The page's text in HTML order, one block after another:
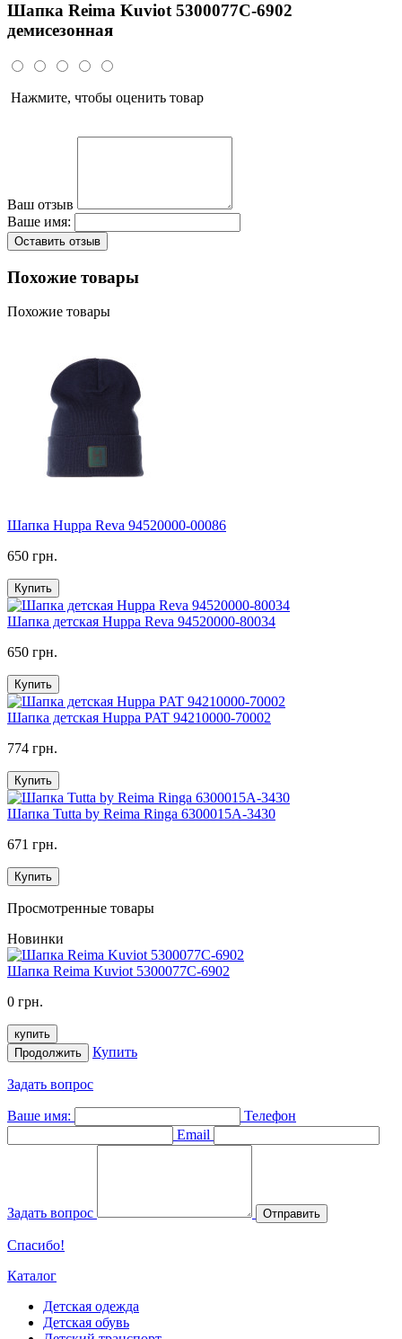
Шапка Reima Kuviot 5300077C-6902
демисезонная
Нажмите, чтобы оценить товар
Ваш отзыв
Ваше имя:
Оставить отзыв
Похожие товары
Похожие товары
Шапка Huppa Reva 94520000-00086
650 грн.
Купить
Шапка детская Huppa Reva 94520000-80034
650 грн.
Купить
Шапка детская Huppa PAT 94210000-70002
774 грн.
Купить
Шапка Tutta by Reima Ringa 6300015A-3430
671 грн.
Купить
Просмотренные товары
Новинки
Шапка Reima Kuviot 5300077C-6902
0 грн.
купить
Продолжить
Купить
Задать вопрос
Ваше имя:
Телефон
Email
Задать вопрос Отправить
Спасибо!
Каталог
Детская одежда
Детская обувь